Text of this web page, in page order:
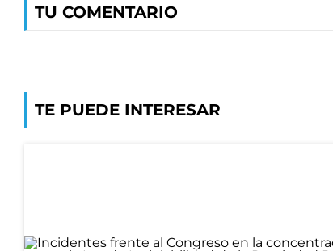
TU COMENTARIO
TE PUEDE INTERESAR